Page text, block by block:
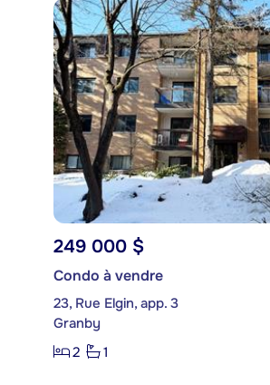
249 000 $
Condo à vendre
23, Rue Elgin, app. 3
Granby
2
1